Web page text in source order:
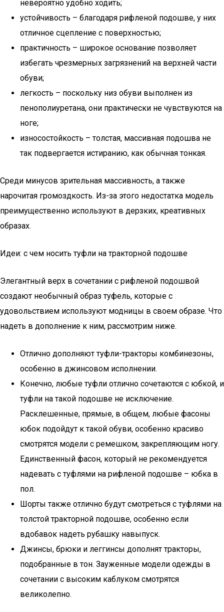
невероятно удобно ходить;
устойчивость – благодаря рифленой подошве, у них
отличное сцепление с поверхностью;
практичность – широкое основание позволяет
избегать чрезмерных загрязнений на верхней части
обуви;
легкость – поскольку низ обуви выполнен из
пенополиуретана, они практически не чувствуются на
ноге;
износостойкость – толстая, массивная подошва не
так подвергается истиранию, как обычная тонкая.
Среди минусов зрительная массивность, а также
нарочитая громоздкость. Из-за этого недостатка модель
преимущественно используют в дерзких, креативных
образах.
Идеи: с чем носить туфли на тракторной подошве
Элегантный верх в сочетании с рифленой подошвой
создают необычный образ туфель, которые с
удовольствием используют модницы в своем образе. Что
надеть в дополнение к ним, рассмотрим ниже.
Отлично дополняют туфли-тракторы комбинезоны,
особенно в джинсовом исполнении.
Конечно, любые туфли отлично сочетаются с юбкой, и
туфли на такой подошве не исключение.
Расклешенные, прямые, в общем, любые фасоны
юбок подойдут к такой обуви, особенно красиво
смотрятся модели с ремешком, закрепляющим ногу.
Единственный фасон, который не рекомендуется
надевать с туфлями на рифленой подошве – юбка в
пол.
Шорты также отлично будут смотреться с туфлями на
толстой тракторной подошве, особенно если
вдобавок надеть рубашку навыпуск.
Джинсы, брюки и леггинсы дополнят тракторы,
подобранные в тон. Зауженные модели одежды в
сочетании с высоким каблуком смотрятся
великолепно.